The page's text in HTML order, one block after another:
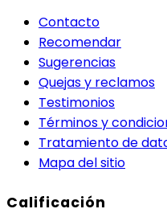
Contacto
Recomendar
Sugerencias
Quejas y reclamos
Testimonios
Términos y
Tratamiento de
Mapa del sitio
Calificación